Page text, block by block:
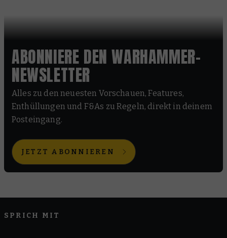
ABONNIERE DEN WARHAMMER-
NEWSLETTER
Alles zu den neuesten Vorschauen, Features,
Enthüllungen und F&As zu Regeln, direkt in deinem
Posteingang.
JETZT ABONNIEREN
SPRICH MIT